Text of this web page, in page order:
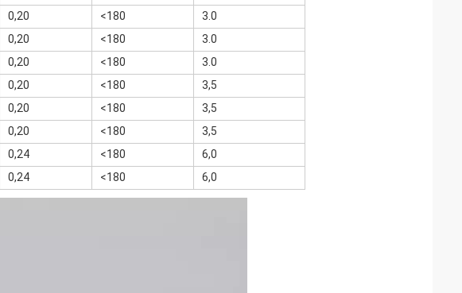
0,20 <180
3.0
0,20 <180
3.0
0,20 <180
3.0
0,20 <180
3,5
0,20 <180
3,5
0,20 <180
3,5
0,24 <180
6,0
0,24 <180 6,0